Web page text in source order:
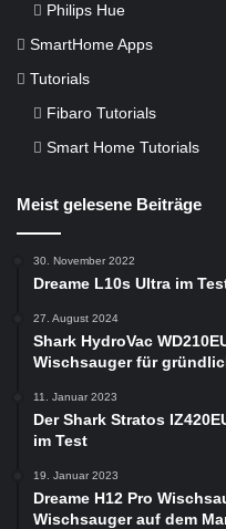
Philips Hue
SmartHome Apps
Tutorials
Fibaro Tutorials
Smart Home Tutorials
Meist gelesene Beiträge
30. November 2022
Dreame L10s Ultra im
27. August 2024
Shark HydroVac
Wischsauger für
11. Januar 2023
Der Shark Stratos
im Test
19. Januar 2023
Dreame H12 Pro
Wischsauger auf dem